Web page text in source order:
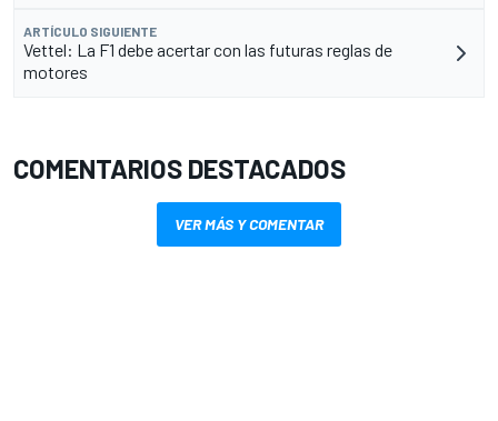
ARTÍCULO SIGUIENTE
Vettel: La F1 debe acertar con las futuras reglas de
motores
COMENTARIOS DESTACADOS
VER MÁS Y COMENTAR